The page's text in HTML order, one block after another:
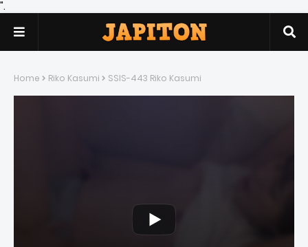
".
Home Riko Kasumi SSIS-443 Riko Kasumi